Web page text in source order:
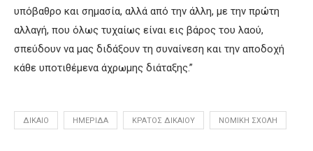
υπόβαθρο και σημασία, αλλά από την άλλη, με την πρώτη
αλλαγή, που όλως τυχαίως είναι εις βάρος του λαού,
σπεύδουν να μας διδάξουν τη συναίνεση και την αποδοχή
κάθε υποτιθέμενα άχρωμης διάταξης.”
ΔΊΚΑΙΟ ΗΜΕΡΊΔΑ ΚΡΆΤΟΣ ΔΙΚΑΊΟΥ ΝΟΜΙΚΉ ΣΧΟΛΉ